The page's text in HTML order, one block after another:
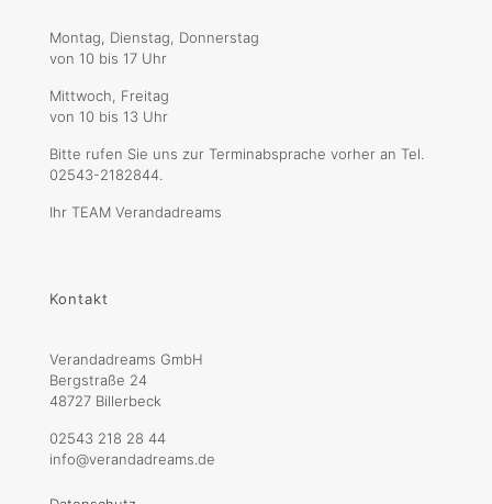
Montag, Dienstag, Donnerstag
von 10 bis 17 Uhr
Mittwoch, Freitag
von 10 bis 13 Uhr
Bitte rufen Sie uns zur Terminabsprache vorher an Tel.
02543-2182844.
Ihr TEAM Verandadreams
Kontakt
Verandadreams GmbH
Bergstraße 24
48727 Billerbeck
02543 218 28 44
info@verandadreams.de